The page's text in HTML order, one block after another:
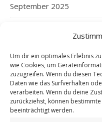
Um dir ein optimales Erlebnis
wie Cookies, um
zuzugreifen. Wenn du diesen
Daten wie das Surfverhalten
verarbeiten. Wenn du deine
zurückziehst, können
beeinträchtigt werden.
September 2025
April 2025
September 2024
August 2024